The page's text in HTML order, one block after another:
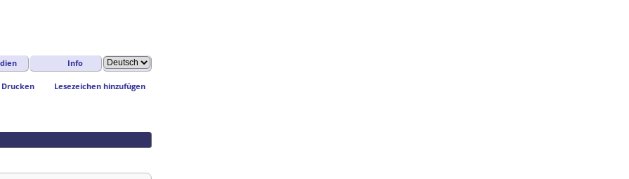
Info
Drucken Lesezeichen hinzufügen